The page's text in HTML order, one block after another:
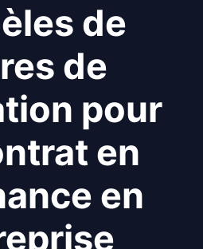
de
de
pour
en
en